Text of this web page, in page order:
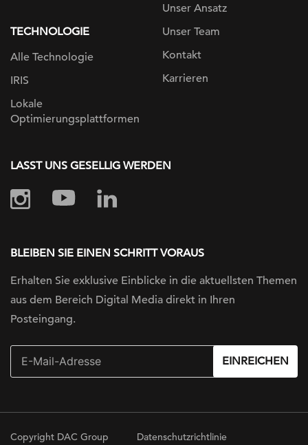
TECHNOLOGIE
Alle Technologie
IRIS
Lokale
Optimierungsplattformen
Unser Ansatz
Unser Team
Kontakt
Karrieren
LASST UNS GESELLIG WERDEN
BLEIBEN SIE EINEN SCHRITT VORAUS
Erhalten Sie exklusive Einblicke in die aktuellsten Themen
aus dem Bereich Digital Media direkt in Ihren
Posteingang.
EINREICHEN
Copyright DAC Group Datenschutzrichtlinie